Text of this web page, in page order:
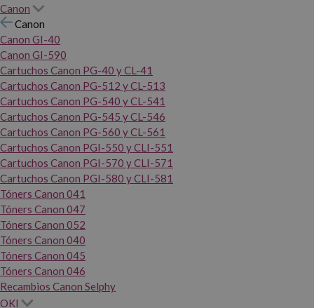
Canon
Canon
Canon GI-40
Canon GI-590
Cartuchos Canon PG-40 y CL-41
Cartuchos Canon PG-512 y CL-513
Cartuchos Canon PG-540 y CL-541
Cartuchos Canon PG-545 y CL-546
Cartuchos Canon PG-560 y CL-561
Cartuchos Canon PGI-550 y CLI-551
Cartuchos Canon PGI-570 y CLI-571
Cartuchos Canon PGI-580 y CLI-581
Tóners Canon 041
Tóners Canon 047
Tóners Canon 052
Tóners Canon 040
Tóners Canon 045
Tóners Canon 046
Recambios Canon Selphy
OKI